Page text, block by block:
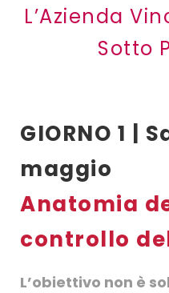
L’Azienda
Sotto
GIORNO 1 |
maggio
Anatomia
controllo
L’obiettivo non è